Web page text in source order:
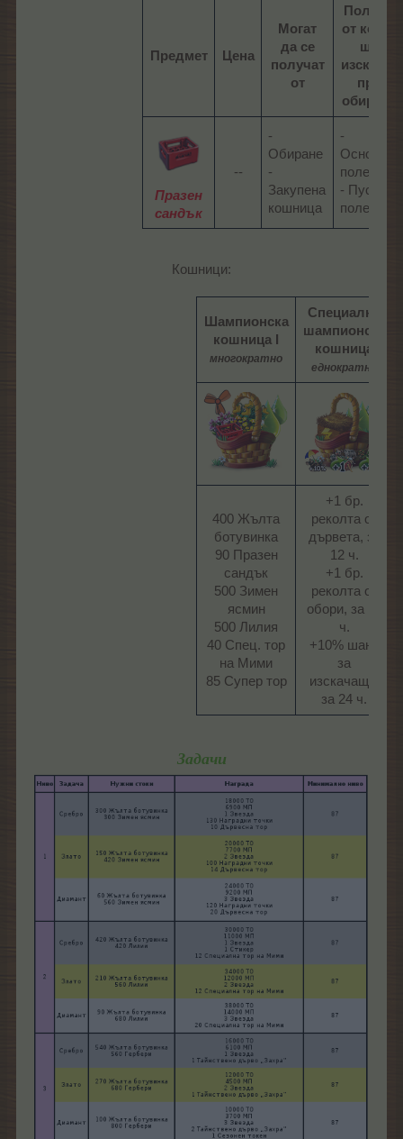
Предмет Цена
Могат
да се
получат
от
Полета,
от които
ще
изскачат
при
обиране
Празен
сандък
--​
-
Обиране
-
Закупена
кошница​
-
Основно
поле
- Пусто
поле​
Кошници:
Шампионска
кошница I
многократно
Специална
шампионска
кошница
еднократно
400 Жълта
ботувинка
90 Празен
сандък
500 Зимен
ясмин
500 Лилия
40 Спец. тор
на Мими
85 Супер тор​
+1 бр.
реколта от
дървета, за
12 ч.
+1 бр.
реколта от
обори, за 12
ч.
+10% шанс
за
изскачащи,
за 24 ч.​
Задачи